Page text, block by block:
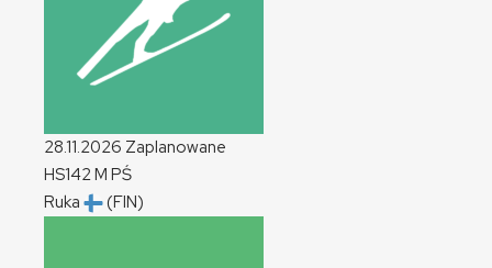
28.11.2026 Zaplanowane
HS142M PŚ
Ruka
(FIN)